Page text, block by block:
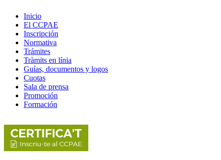
Inicio
El CCPAE
Inscripción
Normativa
Trámites
Tràmits en línia
Guías, documentos y logos
Cuotas
Sala de prensa
Promoción
Formación